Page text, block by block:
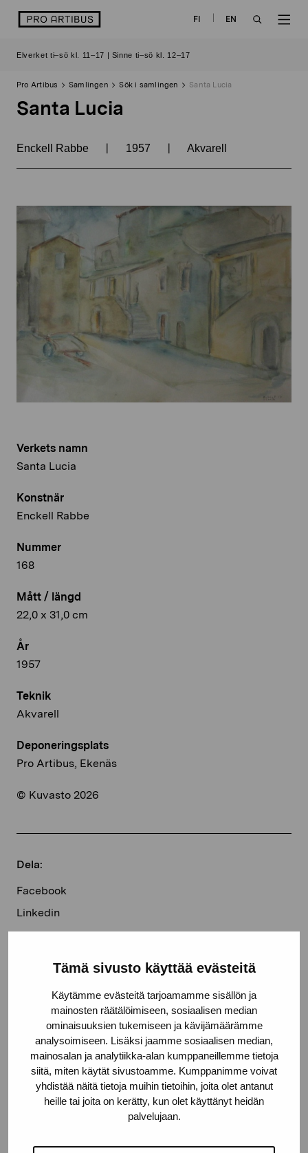
Tämä sivusto käyttää evästeitä
Käytämme evästeitä tarjoamamme sisällön ja
mainosten räätälöimiseen, sosiaalisen median
ominaisuuksien tukemiseen ja kävijämäärämme
analysoimiseen. Lisäksi jaamme sosiaalisen median,
mainosalan ja analytiikka-alan kumppaneillemme tietoja
siitä, miten käytät sivustoamme. Kumppanimme voivat
yhdistää näitä tietoja muihin tietoihin, joita olet antanut
heille tai joita on kerätty, kun olet käyttänyt heidän
palvelujaan.
logo FI
EN
Elverket ti–sö kl. 11–17 | Sinne ti–sö kl. 12–17
Pro Artibus Samlingen Sök i samlingen Santa Lucia
Santa Lucia
Enckell Rabbe | 1957 | Akvarell
Verkets namn
Santa Lucia
Konstnär
Enckell Rabbe
Nummer
168
Mått / längd
22,0 x 31,0 cm
År
1957
Teknik
Akvarell
Deponeringsplats
Pro Artibus, Ekenäs
© Kuvasto 2026
Dela:
Facebook
Linkedin
Stiftelsen Pro Artibus
Gustav Wasas gata 11
10600 Ekenäs
proartibus@proartibus.fi
+358 (0)50 371 6339